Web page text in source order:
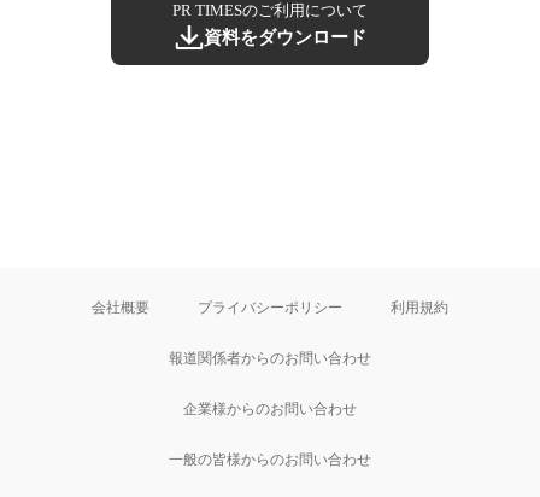
PR TIMESのご利用について
資料をダウンロード
会社概要 プライバシーポリシー 利用規約
報道関係者からのお問い合わせ
企業様からのお問い合わせ
一般の皆様からのお問い合わせ